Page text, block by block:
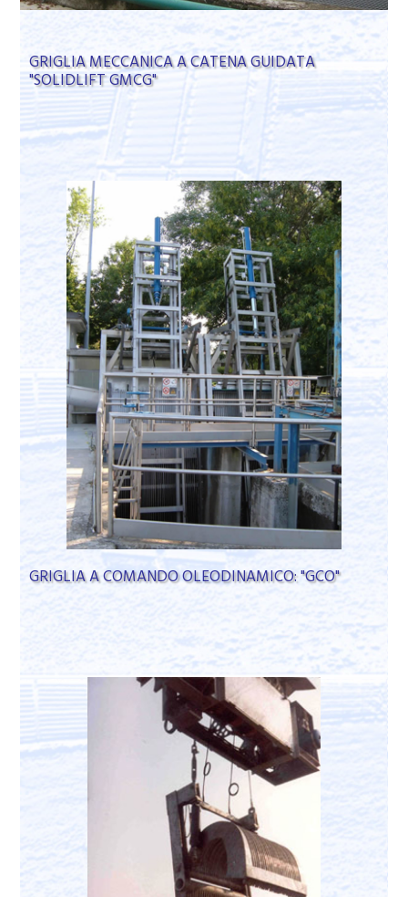
GRIGLIA MECCANICA A CATENA GUIDATA
"SOLIDLIFT GMCG"
GRIGLIA A COMANDO OLEODINAMICO: "GCO"